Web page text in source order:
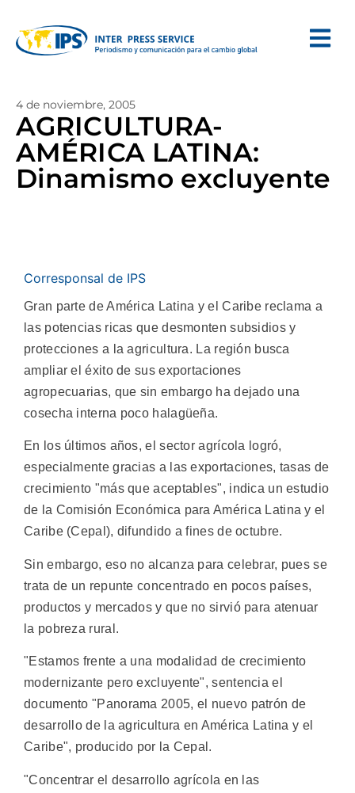
4 de noviembre, 2005
AGRICULTURA-
AMÉRICA LATINA:
Dinamismo excluyente
Corresponsal de IPS
Gran parte de América Latina y el Caribe reclama a
las potencias ricas que desmonten subsidios y
protecciones a la agricultura. La región busca
ampliar el éxito de sus exportaciones
agropecuarias, que sin embargo ha dejado una
cosecha interna poco halagüeña.
En los últimos años, el sector agrícola logró,
especialmente gracias a las exportaciones, tasas de
crecimiento "más que aceptables", indica un estudio
de la Comisión Económica para América Latina y el
Caribe (Cepal), difundido a fines de octubre.
Sin embargo, eso no alcanza para celebrar, pues se
trata de un repunte concentrado en pocos países,
productos y mercados y que no sirvió para atenuar
la pobreza rural.
"Estamos frente a una modalidad de crecimiento
modernizante pero excluyente", sentencia el
documento "Panorama 2005, el nuevo patrón de
desarrollo de la agricultura en América Latina y el
Caribe", producido por la Cepal.
"Concentrar el desarrollo agrícola en las